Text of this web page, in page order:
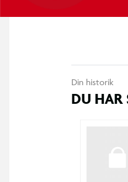
Din historik
DU HAR